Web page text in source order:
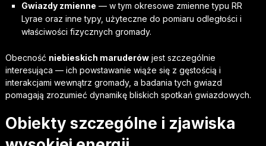
Gwiazdy zmienne — w tym okresowe zmienne typu RR
Lyrae oraz inne typy, użyteczne do pomiaru odległości i
właściwości fizycznych gromady.
Obecność niebieskich maruderówjest szczególnie
interesująca — ich powstawanie wiąże się z gęstością i
interakcjami wewnątrz gromady, a badania tych gwiazd
pomagają zrozumieć dynamikę bliskich spotkań gwiazdowych.
Obiekty szczególne i zjawiska